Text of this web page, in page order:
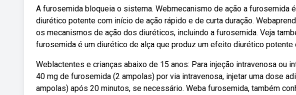
A furosemida bloqueia o sistema. Webmecanismo de ação a furosemida
diurético potente com início de ação rápido e de curta duração.
os mecanismos de ação dos diuréticos, incluindo a furosemida. Veja
furosemida é um diurético de alça que produz um efeito diurético potente
Weblactentes e crianças abaixo de 15 anos: Para injeção intravenosa ou
40 mg de furosemida (2 ampolas) por via intravenosa, injetar uma dose
ampolas) após 20 minutos, se necessário. Weba furosemida, também